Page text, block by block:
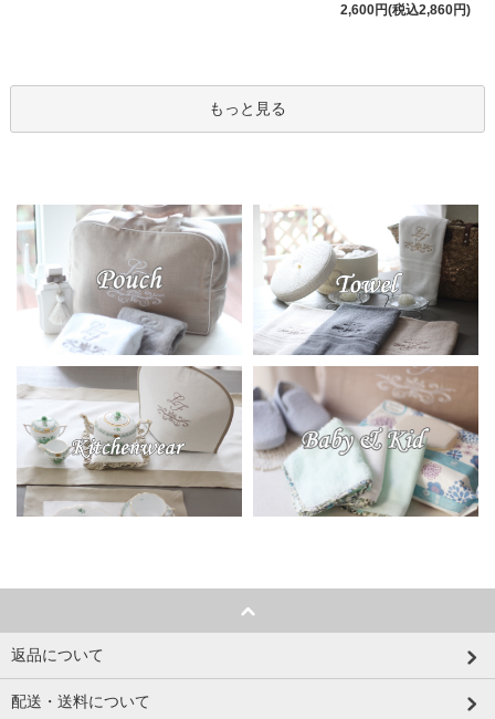
2,600円(税込2,860円)
もっと見る
返品について
配送・送料について